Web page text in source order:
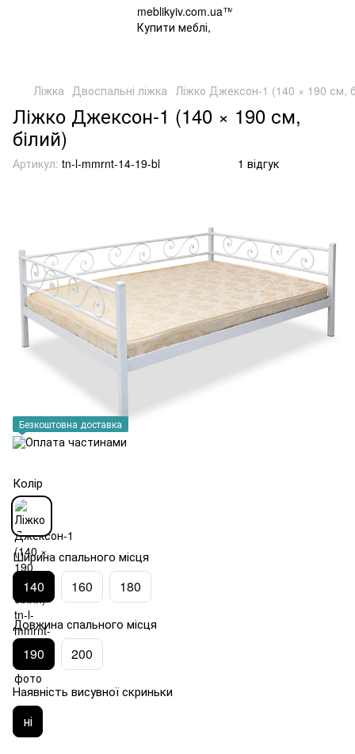
Ліжка Двоспальні ліжка Ліжко Джексон-1 (140 × 190 см,
Ліжко Джексон-1 (140 × 190 см,
білий)
Артикул: tn-l-mmrnt-14-19-bl 1 відгук
Безкоштовна доставка
Колір
Ширина спального місця
140 160 180
Довжина спального місця
190 200
Наявність висувної скриньки
ні